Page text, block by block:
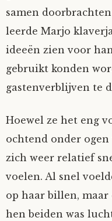
Op
Spelletjes
Instrumenten
Algae
Ben Hands-on
Björn
Clarity
Verhalen van de
Verhalen van
Anne
Interactieve
Mijn Account
samen
leerde Marjo
ideeën zien voor
gebruikt konden
gastenverblijven te
Hoewel ze het eng
ochtend onder
zich weer relatief
voelen. Al snel
op haar billen, maar
hen beiden was